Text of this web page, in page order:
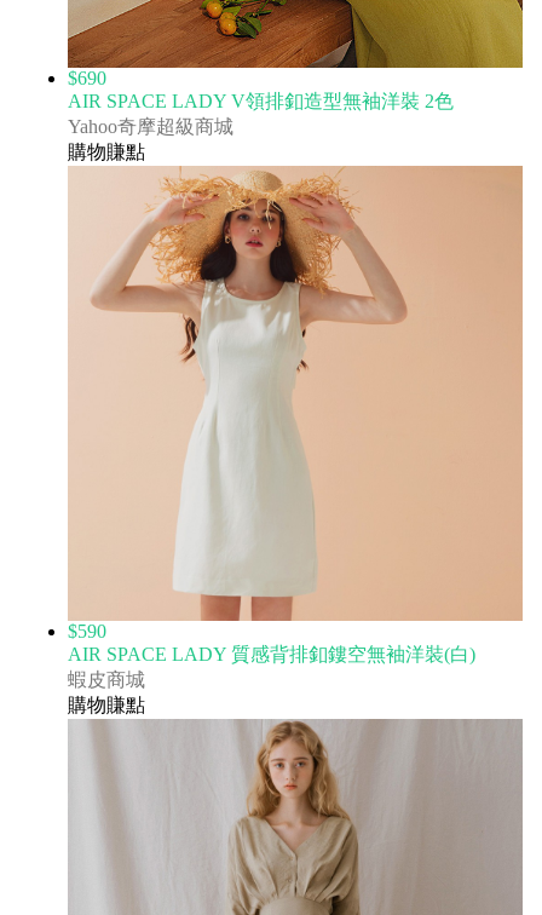
$690
AIR SPACE LADY V領排釦造型無袖洋裝 2色
Yahoo奇摩超級商城
購物賺點
$590
AIR SPACE LADY 質感背排釦鏤空無袖洋裝(白)
蝦皮商城
購物賺點